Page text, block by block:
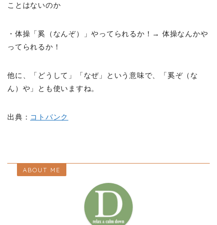
ことはないのか
・体操「奚（なんぞ）」やってられるか！→ 体操なんかや
ってられるか！
他に、「どうして」「なぜ」という意味で、「奚ぞ（な
ん）や」とも使いますね。
出典： コトバンク
ABOUT ME